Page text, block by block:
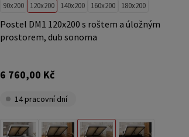
90x200 120x200 140x200 160x200 180x200
Postel DM1 120x200 s roštem a úložným
prostorem, dub sonoma
6 760,00 Kč
14 pracovní dní